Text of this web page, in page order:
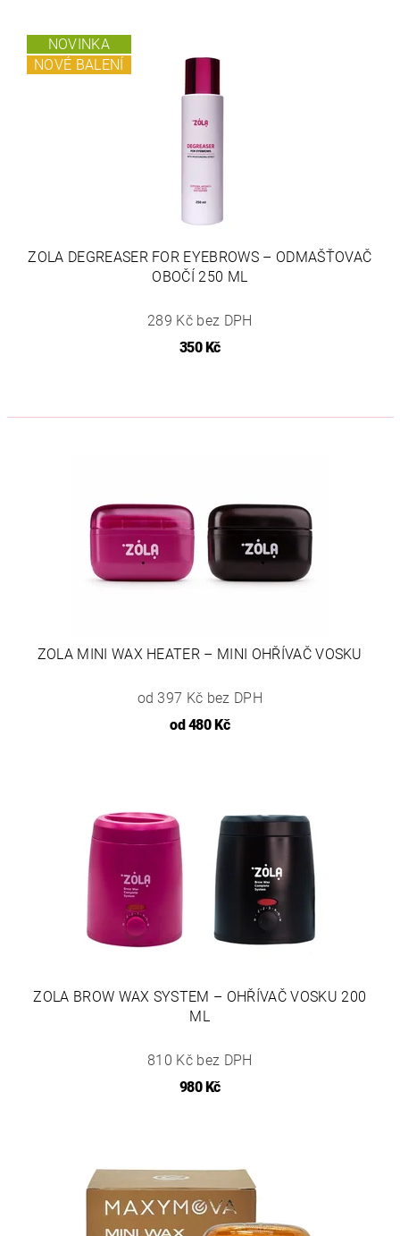
NOVINKA
NOVÉ BALENÍ
ZOLA DEGREASER FOR EYEBROWS – ODMAŠŤOVAČ
OBOČÍ 250 ML
289 Kč bez DPH
350 Kč
ZOLA MINI WAX HEATER – MINI OHŘÍVAČ VOSKU
od 397 Kč bez DPH
od480 Kč
ZOLA BROW WAX SYSTEM – OHŘÍVAČ VOSKU 200
ML
810 Kč bez DPH
980 Kč